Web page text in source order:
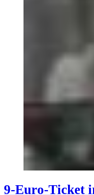
9-Euro-Ticket